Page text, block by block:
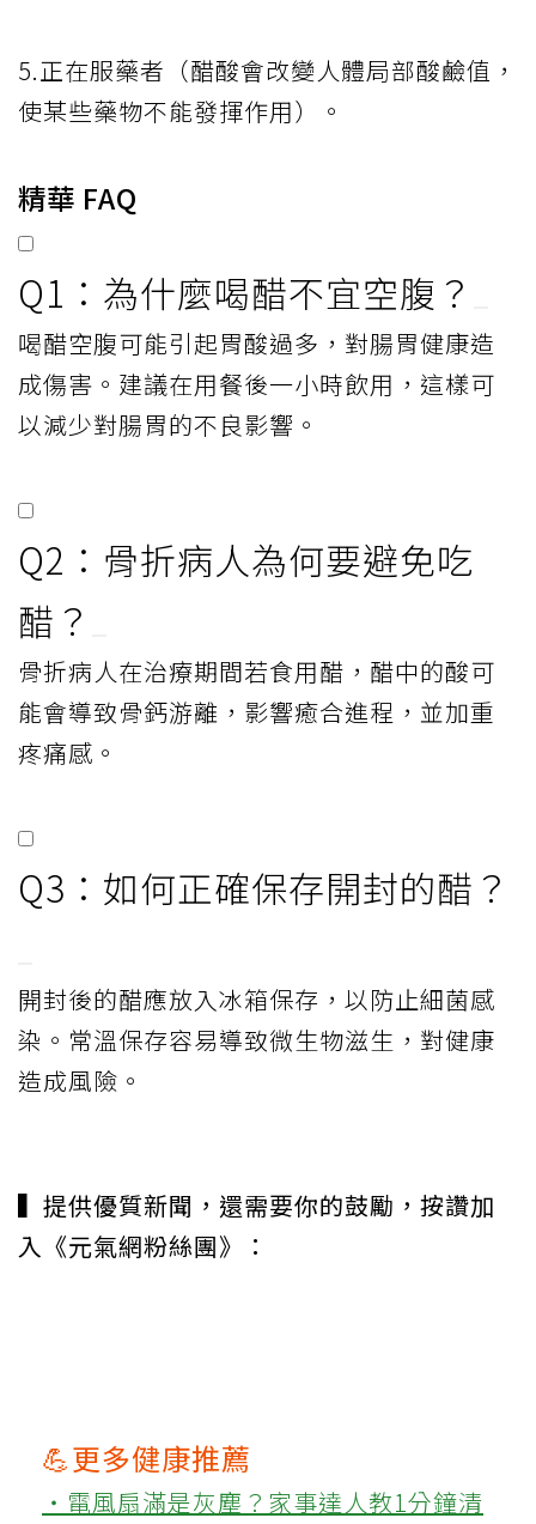
5.正在服藥者（醋酸會改變人體局部酸鹼值，
使某些藥物不能發揮作用）。
精華 FAQ
Q1：為什麼喝醋不宜空腹？
喝醋空腹可能引起胃酸過多，對腸胃健康造
成傷害。建議在用餐後一小時飲用，這樣可
以減少對腸胃的不良影響。
Q2：骨折病人為何要避免吃
醋？
骨折病人在治療期間若食用醋，醋中的酸可
能會導致骨鈣游離，影響癒合進程，並加重
疼痛感。
Q3：如何正確保存開封的醋？
開封後的醋應放入冰箱保存，以防止細菌感
染。常溫保存容易導致微生物滋生，對健康
造成風險。
▍提供優質新聞，還需要你的鼓勵，按讚加
入《元氣網粉絲團》：
💪更多健康推薦
‧電風扇滿是灰塵？家事達人教1分鐘清